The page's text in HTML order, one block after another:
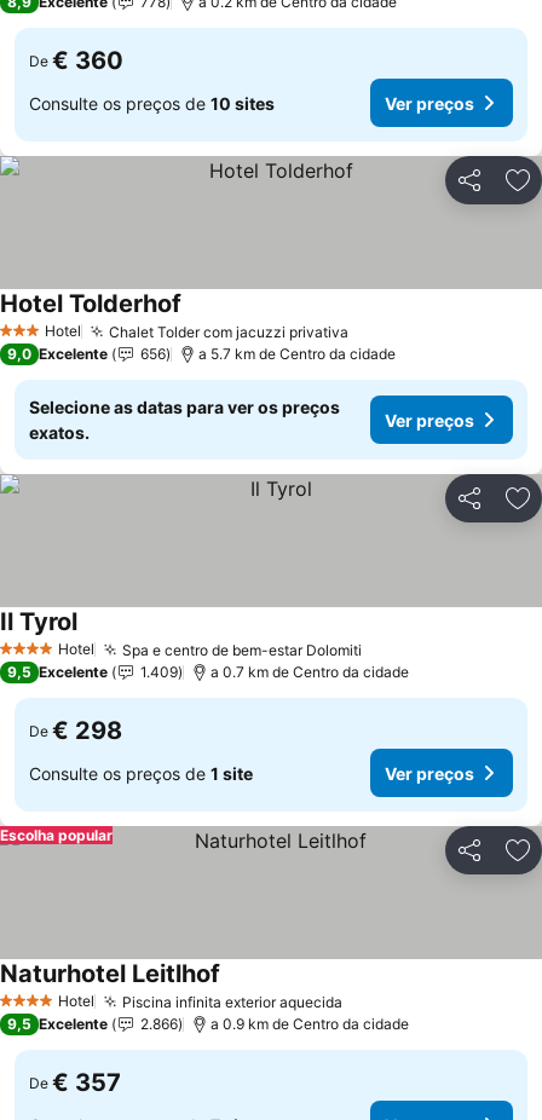
De € 360
Consulte os preços de 10 sites Ver preços
Partilhar
3 EstrelasHotel Chalet Tolder com jacuzzi privativa
Hotel Tolderhof
9,0 Excelente 656 a 5.7 km de Centro da cidade
Selecione as datas para ver os preços
exatos.
Ver preços
Partilhar
4 EstrelasHotel Spa e centro de bem-estar Dolomiti
Il Tyrol
9,5 Excelente 1.409 a 0.7 km de Centro da cidade
De € 298
Consulte os preços de 1 site Ver preços
Partilhar
Escolha popular
4 EstrelasHotel Piscina infinita exterior aquecida
Naturhotel Leitlhof
9,5 Excelente 2.866 a 0.9 km de Centro da cidade
De € 357